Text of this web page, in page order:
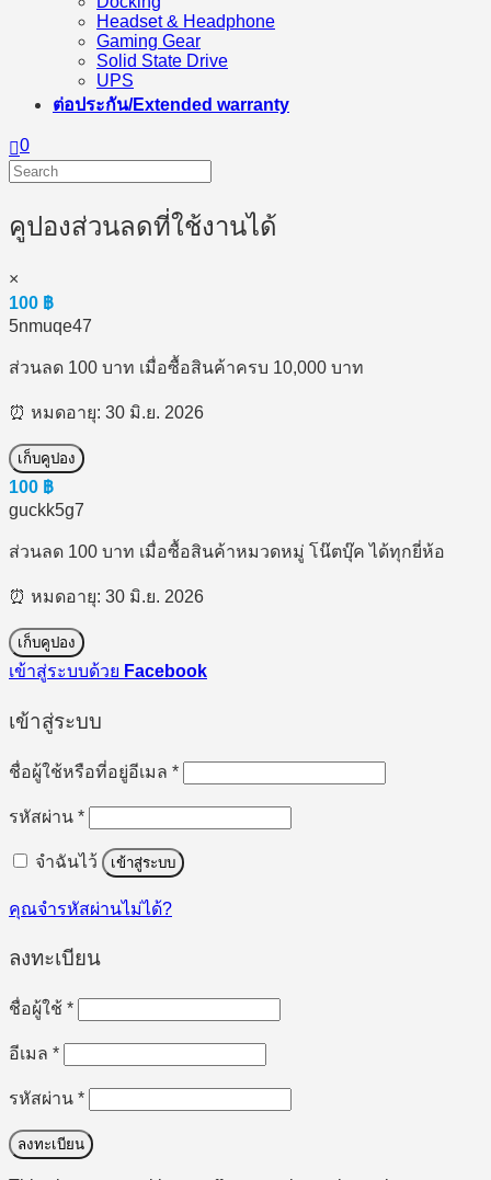
Headset & Headphone
Gaming Gear
Solid State Drive
UPS
ต่อประกัน/Extended warranty
0
คูปองส่วนลดที่ใช้งานได้
×
100 ฿
5nmuqe47
ส่วนลด 100 บาท เมื่อซื้อสินค้าครบ 10,000 บาท
⏰ หมดอายุ: 30 มิ.ย. 2026
เก็บคูปอง
100 ฿
guckk5g7
ส่วนลด 100 บาท เมื่อซื้อสินค้าหมวดหมู่ โน๊ตบุ๊ค ได้ทุกยี่ห้อ
⏰ หมดอายุ: 30 มิ.ย. 2026
เก็บคูปอง
เข้าสู่ระบบด้วย Facebook
เข้าสู่ระบบ
ชื่อผู้ใช้หรือที่อยู่อีเมล *ต้องการ
รหัสผ่าน *ต้องการ
จำฉันไว้ เข้าสู่ระบบ
คุณจำรหัสผ่านไม่ได้?
ลงทะเบียน
ชื่อผู้ใช้ *ต้องการ
อีเมล *ต้องการ
รหัสผ่าน *ต้องการ
ลงทะเบียน